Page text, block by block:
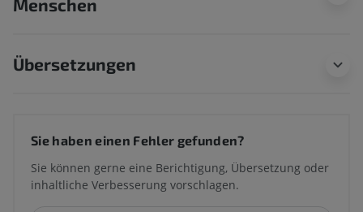
Menschen
Übersetzungen
Sie haben einen Fehler gefunden?
Sie können gerne eine Berichtigung, Übersetzung oder
inhaltliche Verbesserung vorschlagen.